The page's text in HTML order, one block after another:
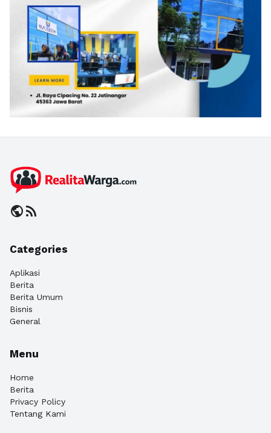
publicrss_feed
Categories
Aplikasi
Berita
Berita Umum
Bisnis
General
Menu
Home
Berita
Privacy Policy
Tentang Kami